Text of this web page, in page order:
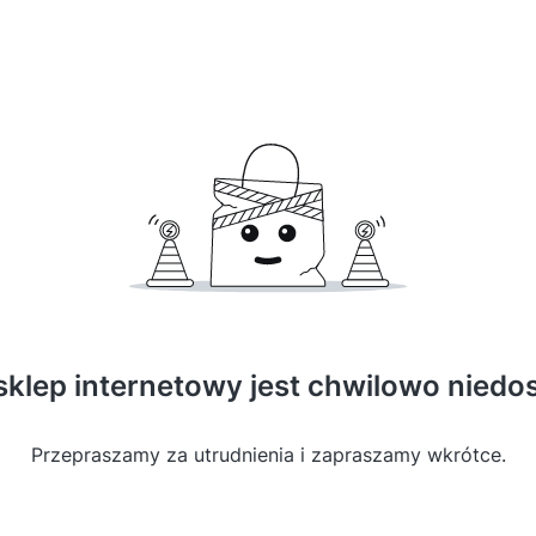
internetowy jest chwilowo
Przepraszamy za utrudnienia i zapraszamy wkrótce.